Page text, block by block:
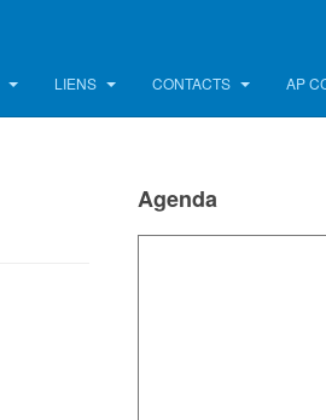
LIENS CONTACTS AP
Agenda